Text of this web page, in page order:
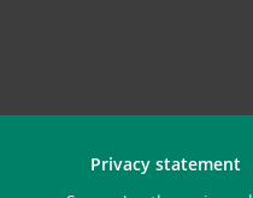
Privacy statement